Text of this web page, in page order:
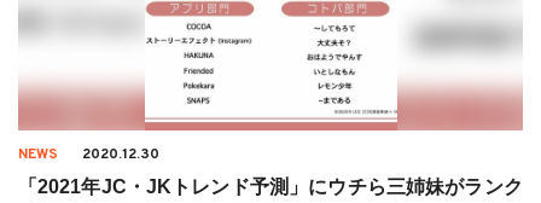
NEWS 2020.12.30
「2021年JC・JKトレンド予測」にウチら三姉妹がランク